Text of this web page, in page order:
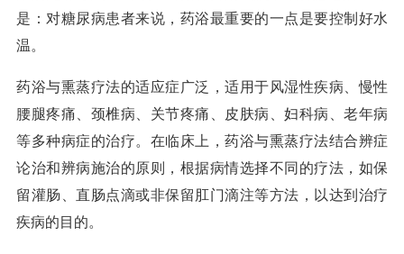
是：对糖尿病患者来说，药浴最重要的一点是要控制好水
温。
药浴与熏蒸疗法的适应症广泛，适用于风湿性疾病、慢性
腰腿疼痛、颈椎病、关节疼痛、皮肤病、妇科病、老年病
等多种病症的治疗。在临床上，药浴与熏蒸疗法结合辨症
论治和辨病施治的原则，根据病情选择不同的疗法，如保
留灌肠、直肠点滴或非保留肛门滴注等方法，以达到治疗
疾病的目的。